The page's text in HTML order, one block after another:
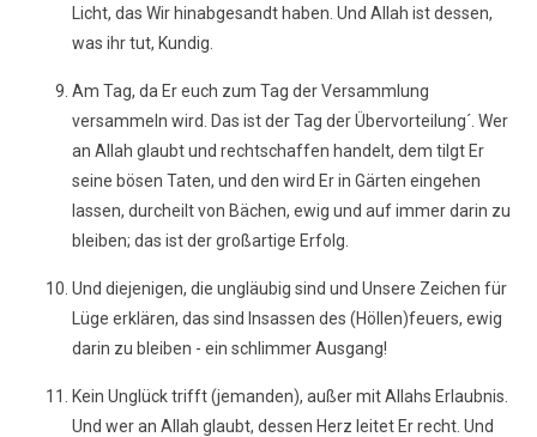
Licht, das Wir hinabgesandt haben. Und Allah ist dessen,
was ihr tut, Kundig.
Am Tag, da Er euch zum Tag der Versammlung
versammeln wird. Das ist der Tag der Übervorteilung´. Wer
an Allah glaubt und rechtschaffen handelt, dem tilgt Er
seine bösen Taten, und den wird Er in Gärten eingehen
lassen, durcheilt von Bächen, ewig und auf immer darin zu
bleiben; das ist der großartige Erfolg.
Und diejenigen, die ungläubig sind und Unsere Zeichen für
Lüge erklären, das sind Insassen des (Höllen)feuers, ewig
darin zu bleiben - ein schlimmer Ausgang!
Kein Unglück trifft (jemanden), außer mit Allahs Erlaubnis.
Und wer an Allah glaubt, dessen Herz leitet Er recht. Und